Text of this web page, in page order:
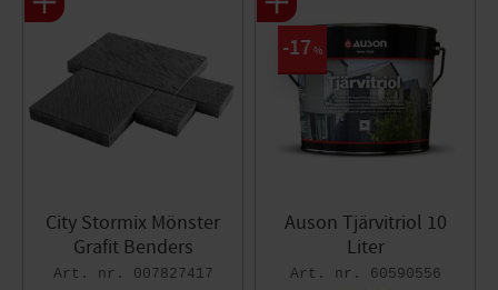
City Stormix Mönster
Grafit Benders
007827417
Auson Tjärvitriol 10
Liter
60590556
17 %